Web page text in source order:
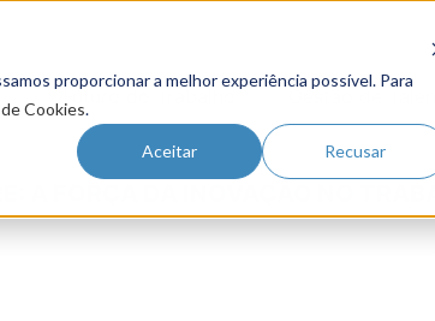
proporcionar a melhor experiência possível. Para
Cookies.
Aceitar Recusar
Futuro do Trabalho Gestão de
A FORÇA DA INOVAÇÃO NO